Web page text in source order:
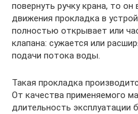
повернуть ручку крана, то
движения прокладка в
полностью открывает или
клапана: сужается или
подачи потока воды.
Такая прокладка
От качества применяемого
длительность эксплуатации